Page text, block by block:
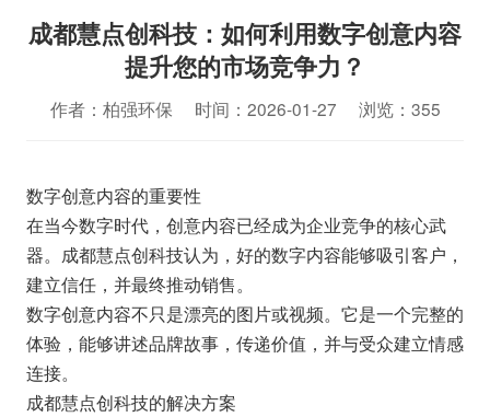
成都慧点创科技：如何利用数字创意内容
提升您的市场竞争力？
作者：柏强环保 时间：2026-01-27 浏览：355
数字创意内容的重要性
在当今数字时代，创意内容已经成为企业竞争的核心武
器。成都慧点创科技认为，好的数字内容能够吸引客户，
建立信任，并最终推动销售。
数字创意内容不只是漂亮的图片或视频。它是一个完整的
体验，能够讲述品牌故事，传递价值，并与受众建立情感
连接。
成都慧点创科技的解决方案